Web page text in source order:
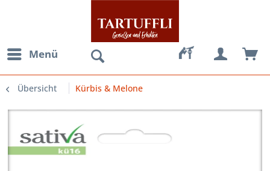
Menü
Übersicht Kürbis & Melone